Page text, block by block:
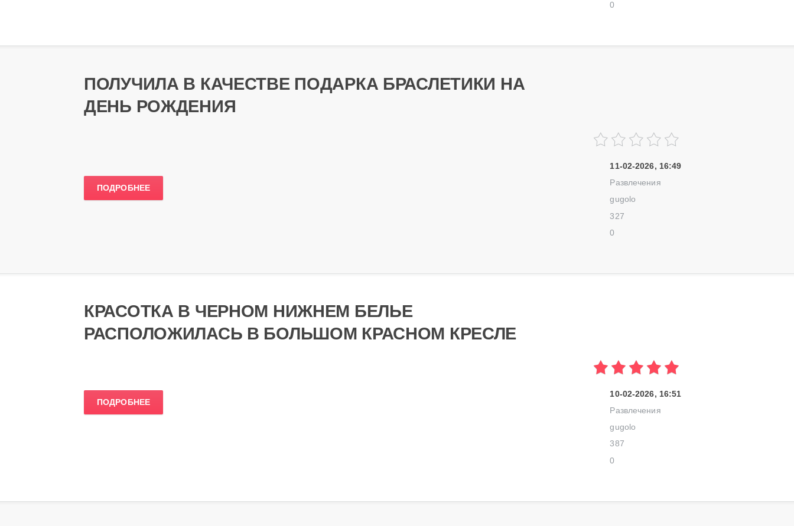
0
ПОЛУЧИЛА В КАЧЕСТВЕ ПОДАРКА БРАСЛЕТИКИ НА
ДЕНЬ РОЖДЕНИЯ
11-02-2026, 16:49
Развлечения
gugolo
327
0
ПОДРОБНЕЕ
КРАСОТКА В ЧЕРНОМ НИЖНЕМ БЕЛЬЕ
РАСПОЛОЖИЛАСЬ В БОЛЬШОМ КРАСНОМ КРЕСЛЕ
10-02-2026, 16:51
Развлечения
gugolo
387
0
ПОДРОБНЕЕ